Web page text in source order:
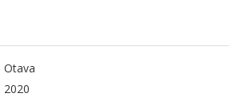
Otava
2020